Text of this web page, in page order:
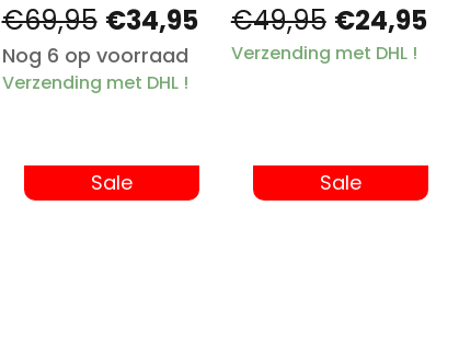
€69,95 €34,95
Nog 6 op voorraad
Verzending met DHL !
€49,95 €24,95
Verzending met DHL !
Sale Sale